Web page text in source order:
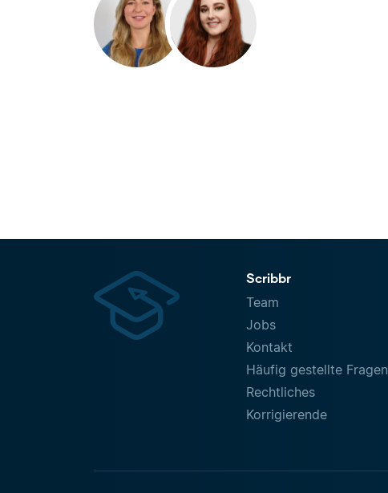
Scribbr
Team
Jobs
Kontakt
Häufig gestellte Fragen
Rechtliches
Korrigierende